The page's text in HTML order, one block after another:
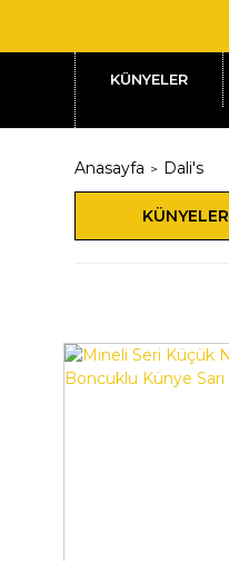
KÜNYELER
Anasayfa Dali's
KÜNYELER